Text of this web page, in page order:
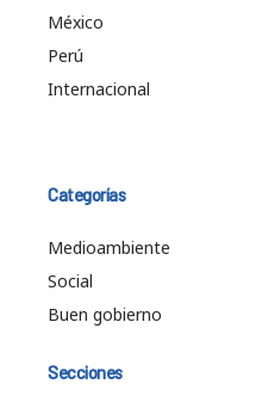
México
Perú
Internacional
Categorías
Medioambiente
Social
Buen gobierno
Secciones